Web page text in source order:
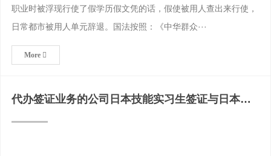
职业时被浮现行使了假学历假文凭的话，假使被用人查出来行使，
日常都市被用人单元辞退。国法按照：《中华群众···
More
代办签证业务的公司日本技能实习生签证与日本技
术人文知识国际业